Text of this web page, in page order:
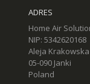
ADRES
Home Air
NIP: 5342620168
Aleja
05-090 Janki
Poland